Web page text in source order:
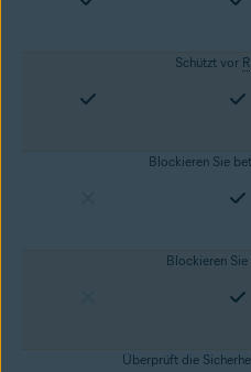
Schützt vor
Blockieren Sie
Blockieren Sie
Überprüft die